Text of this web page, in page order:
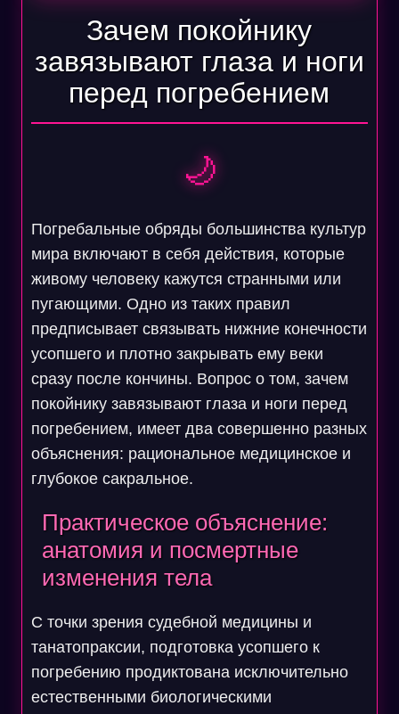
Зачем покойнику
завязывают глаза и ноги
перед погребением
🌙
Погребальные обряды большинства культур
мира включают в себя действия, которые
живому человеку кажутся странными или
пугающими. Одно из таких правил
предписывает связывать нижние конечности
усопшего и плотно закрывать ему веки
сразу после кончины. Вопрос о том, зачем
покойнику завязывают глаза и ноги перед
погребением, имеет два совершенно разных
объяснения: рациональное медицинское и
глубокое сакральное.
Практическое объяснение:
анатомия и посмертные
изменения тела
С точки зрения судебной медицины и
танатопраксии, подготовка усопшего к
погребению продиктована исключительно
естественными биологическими